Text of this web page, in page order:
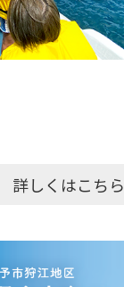
詳しくはこちら